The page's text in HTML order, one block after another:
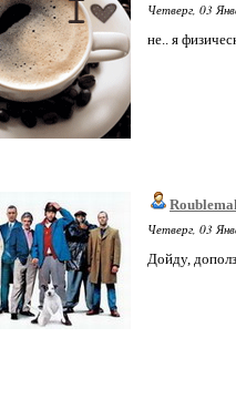
Четверг, 03
не.. я
Четверг, 03
Дойду,